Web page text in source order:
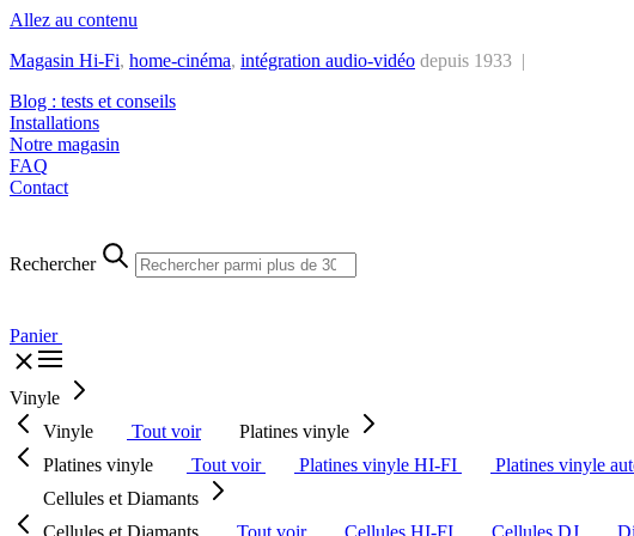
Allez au contenu
Magasin Hi-Fi, home-cinéma, intégration audio-vidéo depuis 1933 |
Blog : tests et conseils
Installations
Notre magasin
FAQ
Contact
Rechercher
Panier
Vinyle
Vinyle
Tout voir
Platines vinyle
Platines vinyle
Tout voir Platines vinyle HI-FI Platines vinyle
Cellules et Diamants
Cellules et Diamants
Tout voir Cellules HI-FI Cellules DJ